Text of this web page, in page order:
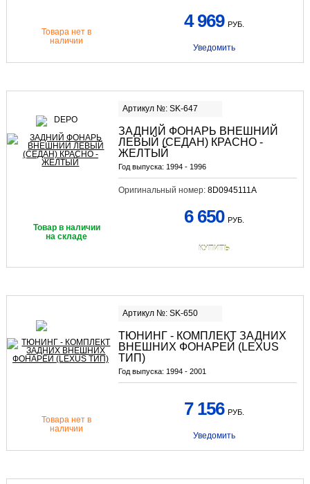
Товара нет в
наличии
4 969 РУБ.
Уведомить
Артикул №: SK-647
ЗАДНИЙ ФОНАРЬ ВНЕШНИЙ
ЛЕВЫЙ (СЕДАН) КРАСНО -
ЖЕЛТЫЙ
Год выпуска: 1994 - 1996
Оригинальный номер: 8D0945111A
Товар в наличии
на складе
6 650 РУБ.
КУПИТЬ
Артикул №: SK-650
ТЮНИНГ - КОМПЛЕКТ ЗАДНИХ
ВНЕШНИХ ФОНАРЕЙ (LEXUS
ТИП)
Год выпуска: 1994 - 2001
Товара нет в
наличии
7 156 РУБ.
Уведомить